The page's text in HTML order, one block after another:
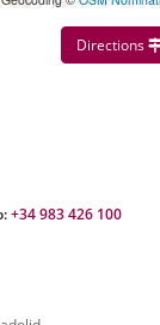
Directions
+34 983 426 100